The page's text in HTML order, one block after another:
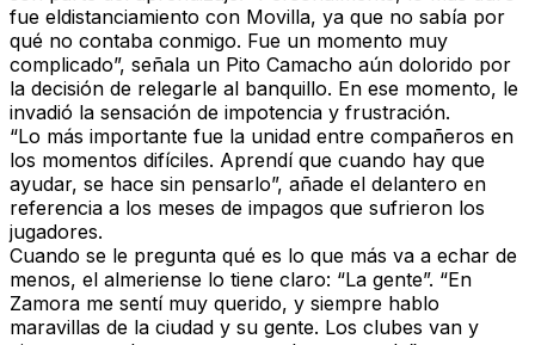
fue eldistanciamiento con Movilla, ya que no sabía por
qué no contaba conmigo. Fue un momento muy
complicado”, señala un Pito Camacho aún dolorido por
la decisión de relegarle al banquillo. En ese momento, le
invadió la sensación de impotencia y frustración.
“Lo más importante fue la unidad entre compañeros en
los momentos difíciles. Aprendí que cuando hay que
ayudar, se hace sin pensarlo”, añade el delantero en
referencia a los meses de impagos que sufrieron los
jugadores.
Cuando se le pregunta qué es lo que más va a echar de
menos, el almeriense lo tiene claro: “La gente”. “En
Zamora me sentí muy querido, y siempre hablo
maravillas de la ciudad y su gente. Los clubes van y